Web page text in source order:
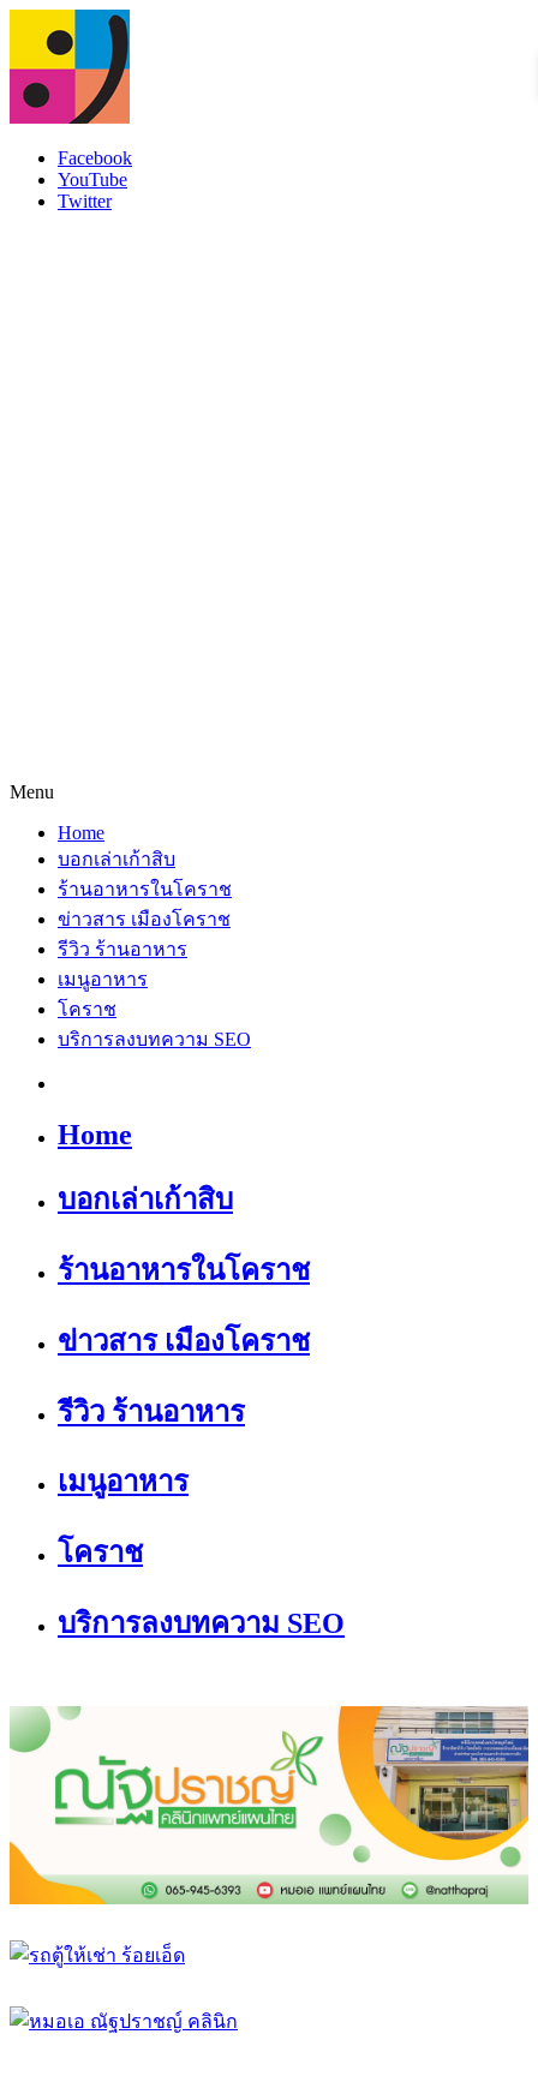
Facebook
YouTube
Twitter
Menu
Home
บอกเล่าเก้าสิบ
ร้านอาหารในโคราช
ข่าวสาร เมืองโคราช
รีวิว ร้านอาหาร
เมนูอาหาร
โคราช
บริการลงบทความ SEO
Home
บอกเล่าเก้าสิบ
ร้านอาหารในโคราช
ข่าวสาร เมืองโคราช
รีวิว ร้านอาหาร
เมนูอาหาร
โคราช
บริการลงบทความ SEO